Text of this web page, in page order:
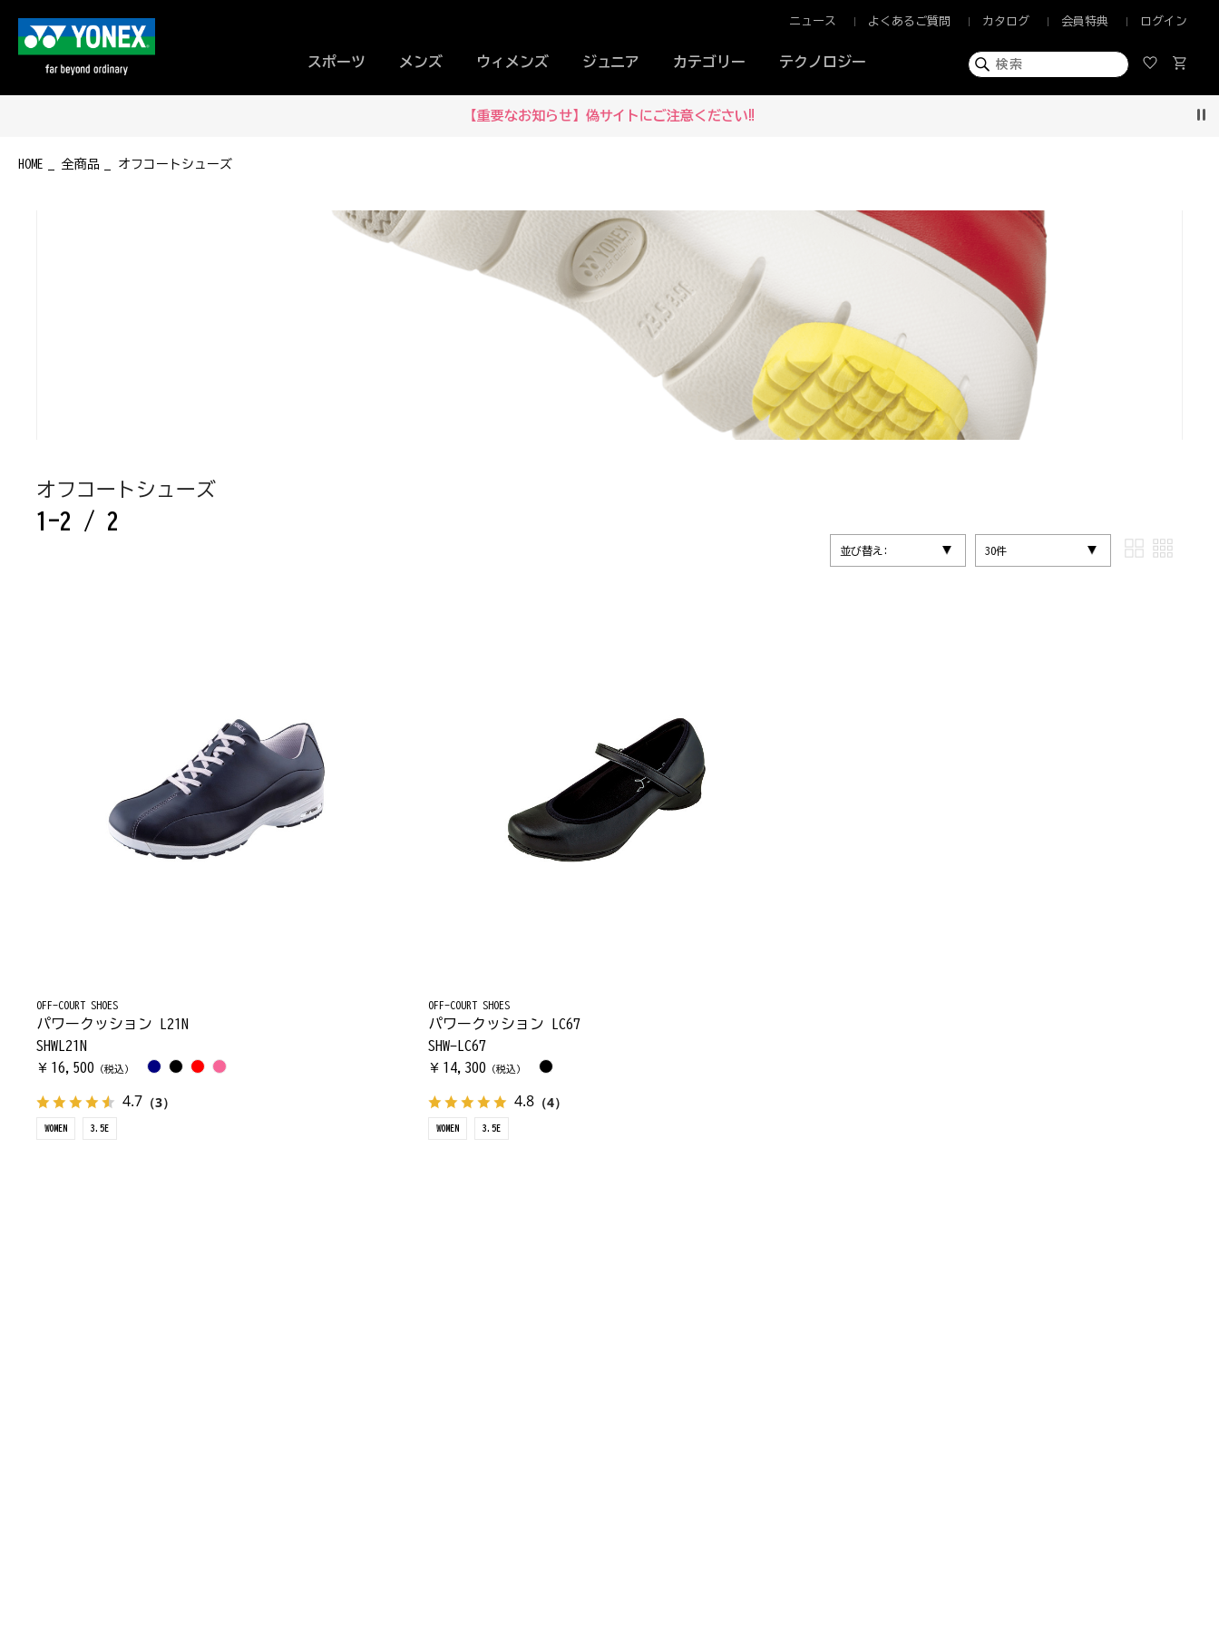
スポーツ メンズ ウィメンズ ジュニア カテゴリー テクノロジー
ニュース よくあるご質問 カタログ 会員特典 ログイン
【重要なお知らせ】偽サイトにご注意ください‼
HOME 全商品 オフコートシューズ
オフコートシューズ
1-2 / 2
並び替え: 30件
OFF-COURT SHOES
パワークッション L21N
SHWL21N
￥ 16,500 （税込）
4.7（3）
WOMEN 3.5E
OFF-COURT SHOES
パワークッション LC67
SHW-LC67
￥ 14,300 （税込）
4.8 （4）
WOMEN 3.5E